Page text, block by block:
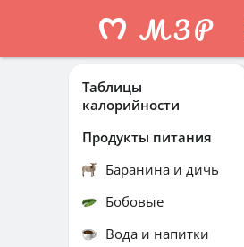
Таблицы
калорийности
Продукты питания
Баранина и дичь
Бобовые
Вода и напитки